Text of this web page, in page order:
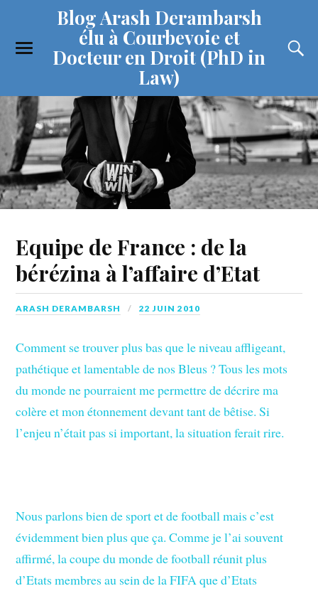
Blog Arash Derambarsh
élu à Courbevoie et
Docteur en Droit (PhD in
Law)
Equipe de France : de la
bérézina à l’affaire d’Etat
ARASH DERAMBARSH 22 JUIN 2010
Comment se trouver plus bas que le niveau affligeant,
pathétique et lamentable de nos Bleus ? Tous les mots
du monde ne pourraient me permettre de décrire ma
colère et mon étonnement devant tant de bêtise. Si
l’enjeu n’était pas si important, la situation ferait rire.
Nous parlons bien de sport et de football mais c’est
évidemment bien plus que ça. Comme je l’ai souvent
affirmé, la coupe du monde de football réunit plus
d’Etats membres au sein de la FIFA que d’Etats